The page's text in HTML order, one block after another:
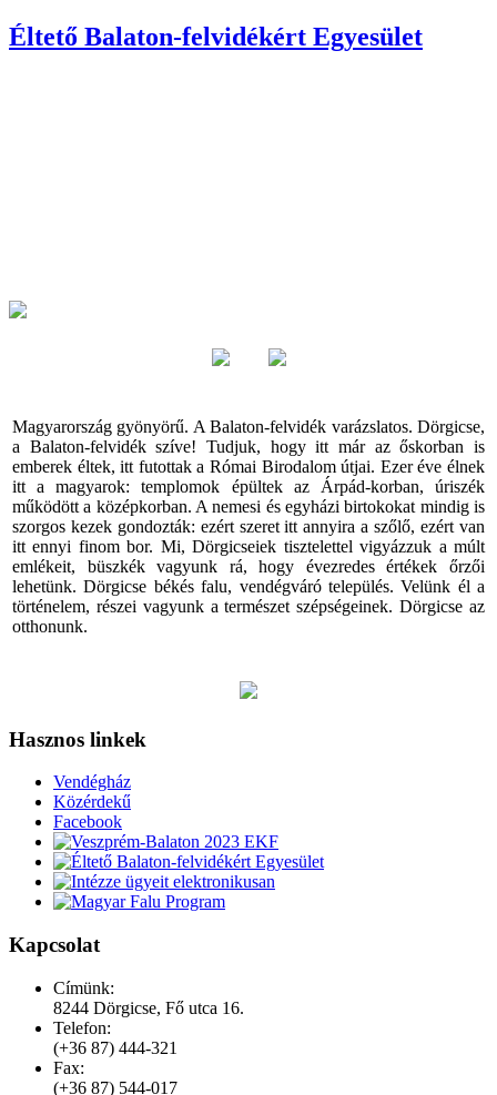
Éltető Balaton-felvidékért Egyesület
Magyarország gyönyörű. A Balaton-felvidék varázslatos. Dörgicse,
a Balaton-felvidék szíve! Tudjuk, hogy itt már az őskorban is
emberek éltek, itt futottak a Római Birodalom útjai. Ezer éve élnek
itt a magyarok: templomok épültek az Árpád-korban, úriszék
működött a középkorban. A nemesi és egyházi birtokokat mindig is
szorgos kezek gondozták: ezért szeret itt annyira a szőlő, ezért van
itt ennyi finom bor. Mi, Dörgicseiek tisztelettel vigyázzuk a múlt
emlékeit, büszkék vagyunk rá, hogy évezredes értékek őrzői
lehetünk. Dörgicse békés falu, vendégváró település. Velünk él a
történelem, részei vagyunk a természet szépségeinek. Dörgicse az
otthonunk.
Hasznos linkek
Vendégház
Közérdekű
Facebook
Kapcsolat
Címünk:
8244 Dörgicse, Fő utca 16.
Telefon:
(+36 87) 444-321
Fax:
(+36 87) 544-017